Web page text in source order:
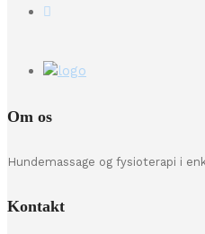
Om os
Hundemassage og fysioterapi i
Kontakt